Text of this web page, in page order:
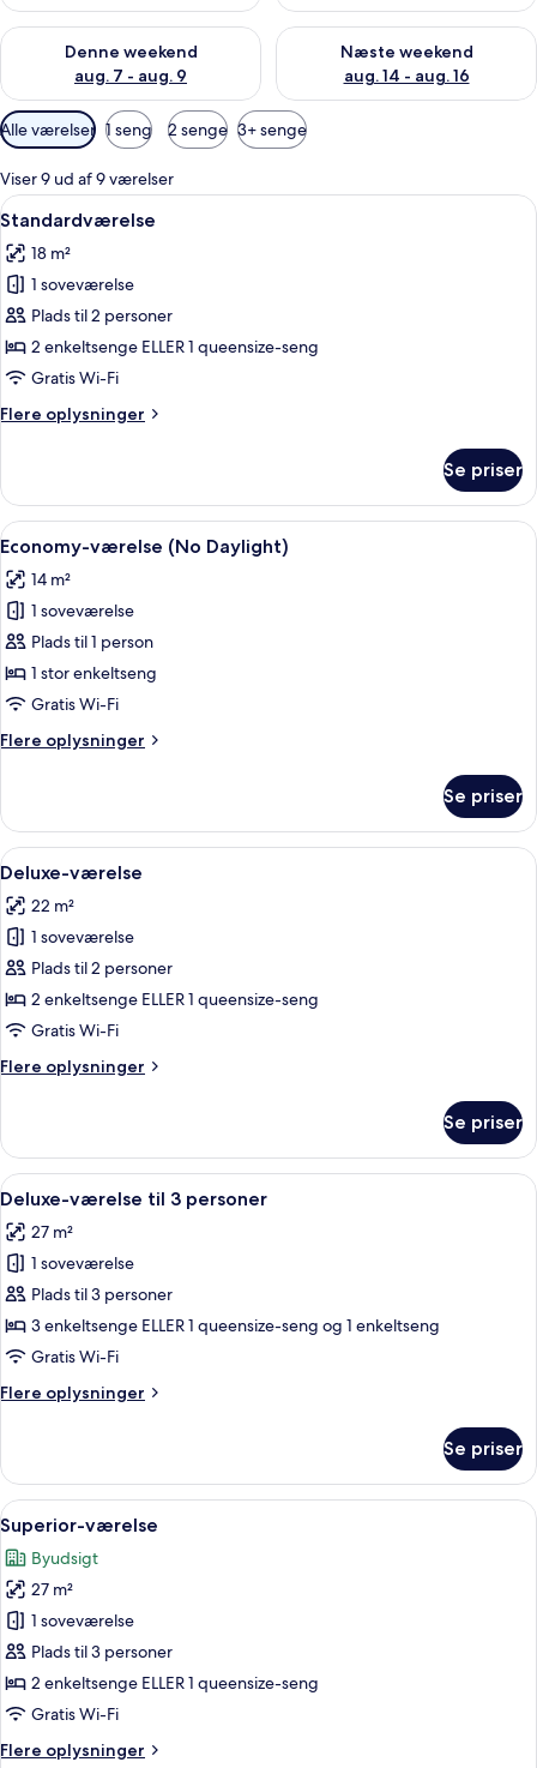
Denne weekend
aug. 7 - aug. 9
Tjek tilgængelighed for denne weekend aug. 7 - aug. 9
Næste weekend
aug. 14 - aug. 16
Tjek tilgængelighed for næste
Tilgængelige
filtre
for
værelser
Alle værelser 1 seng 2 senge 3+ senge
Viser 9 ud af 9 værelser
Indlæs
alle
billeder
af
Standardværelse
Et hotelværelse med to senge, en
5
Standardværelse
18 m²
1 soveværelse
Plads til 2 personer
2 enkeltsenge ELLER 1 queensize-seng
Gratis Wi-Fi
Flere oplysninger
Flere
Se priser
Indlæs
alle
billeder
af
Economy-
værelse
(No
Et hotelværelse med en seng, et
6
Economy-værelse (No Daylight)
14 m²
1 soveværelse
Plads til 1 person
1 stor enkeltseng
Gratis Wi-Fi
Flere oplysninger
Flere
værelse
(No
Daylight)
Se priser
Indlæs
alle
billeder
af
Deluxe-
værelse
Et hotelværelse med en stor seng,
5
Deluxe-værelse
22 m²
1 soveværelse
Plads til 2 personer
2 enkeltsenge ELLER 1 queensize-seng
Gratis Wi-Fi
Flere oplysninger
Flere
værelse
Se priser
Indlæs
alle
billeder
af
Deluxe-
værelse
til
personer
Et hotelværelse med to senge, et
5
Deluxe-værelse til 3 personer
27 m²
1 soveværelse
Plads til 3 personer
3 enkeltsenge ELLER 1 queensize-seng og 1 enkeltseng
Gratis Wi-Fi
Flere oplysninger
Flere
værelse
til
3
personer
Se priser
Indlæs
alle
billeder
af
Superior-
værelse
Et hotelværelse med seng, sofa,
7
Superior-værelse
Byudsigt
27 m²
1 soveværelse
Plads til 3 personer
2 enkeltsenge ELLER 1 queensize-seng
Gratis Wi-Fi
Flere oplysninger
Flere